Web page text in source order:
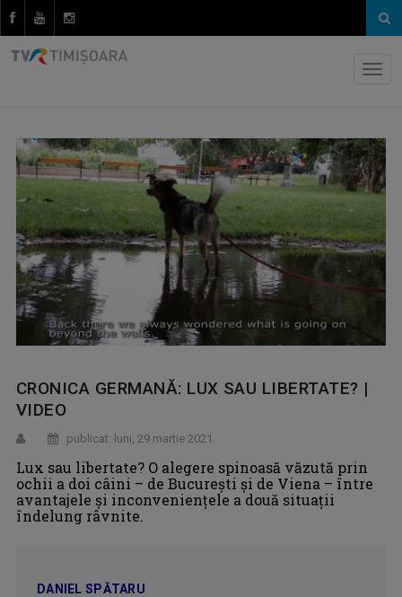
CRONICA GERMANĂ: LUX SAU LIBERTATE? |
VIDEO
publicat: luni, 29 martie 2021
Lux sau libertate? O alegere spinoasă văzută prin
ochii a doi câini – de Bucureşti şi de Viena – între
avantajele şi inconveniențele a două situaţii
îndelung râvnite.
DANIEL SPĂTARU